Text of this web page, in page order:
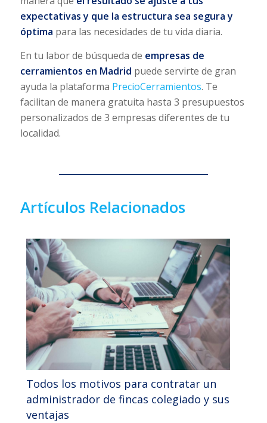
expectativas y que la estructura sea segura y
óptima para las necesidades de tu vida diaria.
En tu labor de búsqueda de empresas de
cerramientos en Madrid puede servirte de gran
ayuda la plataforma PrecioCerramientos. Te
facilitan de manera gratuita hasta 3 presupuestos
personalizados de 3 empresas diferentes de tu
localidad.
Artículos Relacionados
Todos los motivos para contratar un
administrador de fincas colegiado y sus
ventajas